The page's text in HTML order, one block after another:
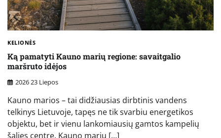
KELIONĖS
Ką pamatyti Kauno marių regione: savaitgalio
maršruto idėjos
2026 23 Liepos
Kauno marios – tai didžiausias dirbtinis vandens
telkinys Lietuvoje, tapęs ne tik svarbiu energetikos
objektu, bet ir vienu lankomiausių gamtos kampelių
šalies centre. Kauno marių […]